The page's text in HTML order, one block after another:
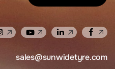
sales@sunwidetyre.com